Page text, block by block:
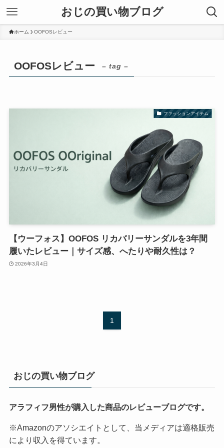
おじの買い物ブログ
ホーム OOFOSレビュー
OOFOSレビュー – tag –
ファッションアイテム
【ウーフォス】OOFOS リカバリーサンダルを3年間
履いたレビュー｜サイズ感、へたりや耐久性は？
2026年3月4日
1
おじの買い物ブログ
アラフィフ男性が購入した商品のレビューブログです。
※Amazonのアソシエイトとして、当メディアは適格販売
により収入を得ています。